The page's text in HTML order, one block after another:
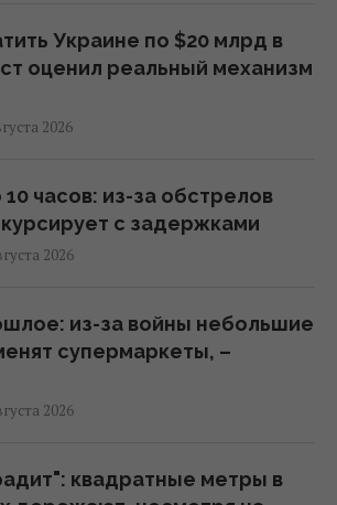
Украине по $20 млрд в
оценил реальный механизм
2026
часов: из-за обстрелов
с задержками
2026
из-за войны небольшие
супермаркеты, –
2026
квадратные метры в